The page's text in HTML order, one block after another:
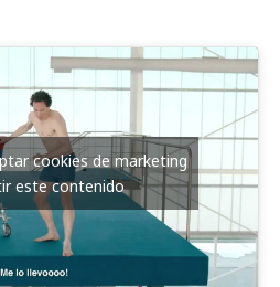
cookies de marketing
este contenido